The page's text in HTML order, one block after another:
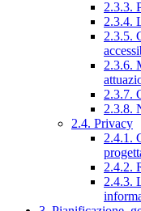
2.3.3.
2.3.4.
2.3.5.
2.3.6.
2.3.7.
2.3.8.
2.4. Privacy
2.4.1.
2.4.2.
2.4.3.